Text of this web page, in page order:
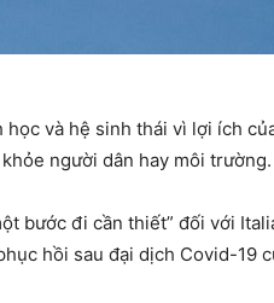
và hệ sinh thái vì lợi ích
người dân hay môi trường.
bước đi cần thiết” đối với
hồi sau đại dịch Covid-19